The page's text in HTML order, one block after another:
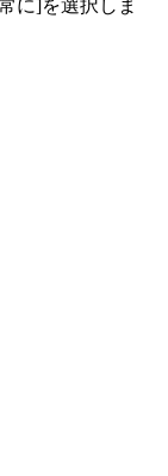
に]を選択しま